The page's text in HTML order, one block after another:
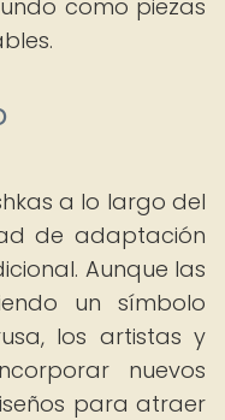
como piezas
a lo largo del
de adaptación
Aunque las
un símbolo
los artistas y
nuevos
para atraer